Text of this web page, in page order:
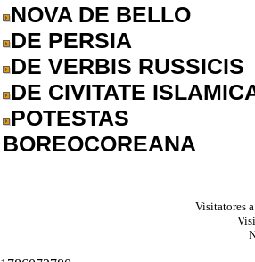
NOVA DE BELLO
DE PERSIA
DE VERBIS RUSSICIS
DE CIVITATE
POTESTAS
BOREOCOREANA
Visitatores